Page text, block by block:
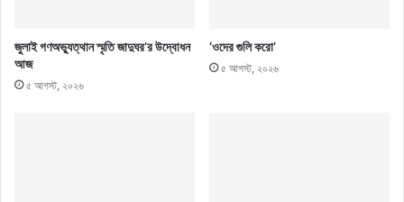
জুলাই গণঅভ্যুত্থান স্মৃতি জাদুঘর’র উদ্বোধন
আজ
৫ আগস্ট, ২০২৬
‘ওদের গুলি করো’
৫ আগস্ট, ২০২৬